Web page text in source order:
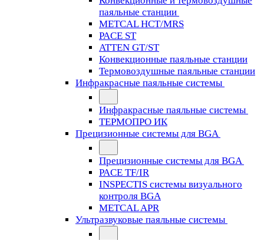
паяльные станции
METCAL HCT/MRS
PACE ST
ATTEN GT/ST
Конвекционные паяльные станции
Термовоздушные паяльные станции
Инфракрасные паяльные системы
Инфракрасные паяльные системы
ТЕРМОПРО ИК
Прецизионные системы для BGA
Прецизионные системы для BGA
PACE TF/IR
INSPECTIS системы визуального
контроля BGA
METCAL APR
Ультразвуковые паяльные системы